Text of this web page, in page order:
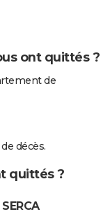
ont quittés ?
de
décès.
quittés ?